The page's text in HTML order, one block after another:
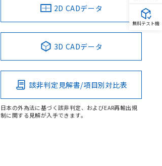
2D CADデータ
3D CADデータ
該非判定見解書/項目別対比表
日本の外為法に基づく該非判定、およびEAR再輸出規
制に関する見解が入手できます。
無料テスト機